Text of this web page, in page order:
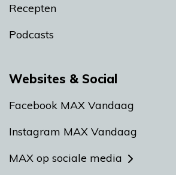
Recepten
Podcasts
Websites & Social
Facebook MAX Vandaag
Instagram MAX Vandaag
MAX op sociale media